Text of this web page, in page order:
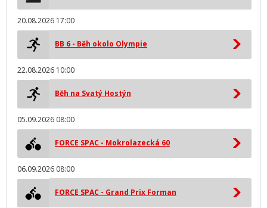
20.08.2026 17:00
BB 6 - Běh okolo Olympie
22.08.2026 10:00
Běh na Svatý Hostýn
05.09.2026 08:00
FORCE SPAC - Mokrolazecká 60
06.09.2026 08:00
FORCE SPAC - Grand Prix Forman